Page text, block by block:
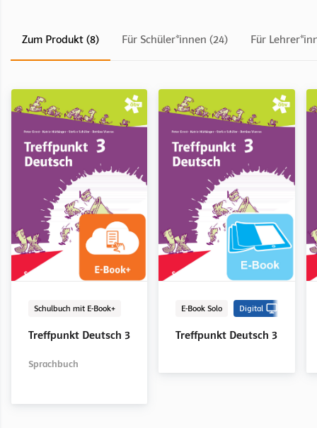
Zum Produkt (8) Für Schüler*innen (24) Für
Schulbuch mit E-Book+
Treffpunkt Deutsch 3
Sprachbuch
E-Book Solo Digital
Treffpunkt Deutsch 3
Treffpunkt Deutsch 2
Treffpunkt Deutsch 2
Treffpunkt Deutsch 2